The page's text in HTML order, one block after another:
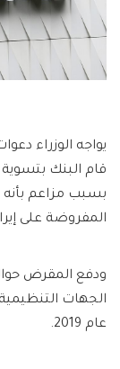
يواجه الوزراء
بسبب مزاعم
المفروضة على
الجهات
عام 2019.